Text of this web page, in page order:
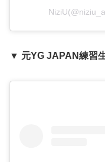
▼ 元YG JAPAN練習